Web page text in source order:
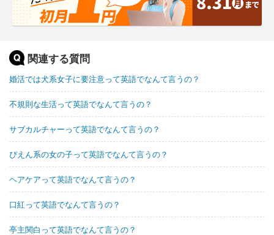
関連する質問
婚活では犬系女子に要注意って英語でなんて言うの？
不規則な生活って英語でなんて言うの？
サブカルチャーって英語でなんて言うの？
ぴえん系の女の子って英語でなんて言うの？
ヘアケアって英語でなんて言うの？
口紅って英語でなんて言うの？
亭主関白って英語でなんて言うの？